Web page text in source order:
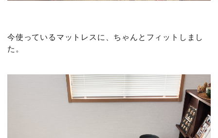
今使っているマットレスに、ちゃんとフィットしまし
た。